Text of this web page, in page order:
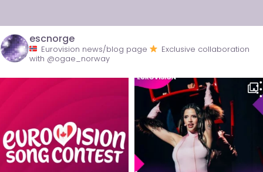
escnorge
Eurovision news/blog page
Exclusive collaboration
with @ogae_norway